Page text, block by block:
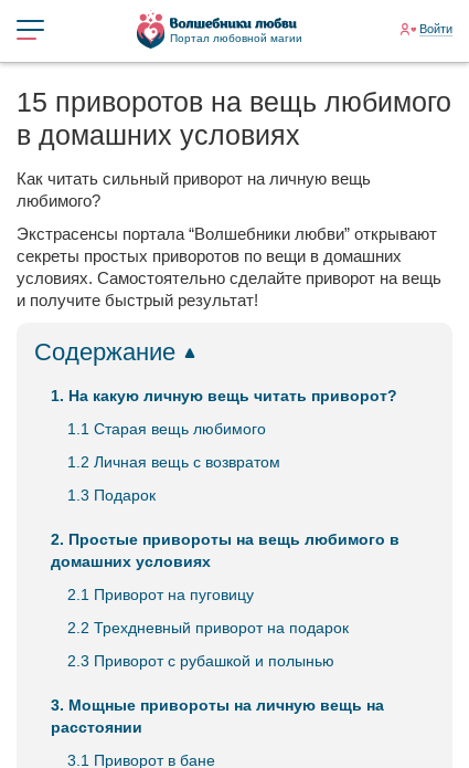
Портал любовной магии
Войти
15 приворотов на вещь любимого
в домашних условиях
Как читать сильный приворот на личную вещь
любимого?
Экстрасенсы портала “Волшебники любви” открывают
секреты простых приворотов по вещи в домашних
условиях. Самостоятельно сделайте приворот на вещь
и получите быстрый результат!
Содержание
1. На какую личную вещь читать приворот?
1.1 Старая вещь любимого
1.2 Личная вещь с возвратом
1.3 Подарок
2. Простые привороты на вещь любимого в
домашних условиях
2.1 Приворот на пуговицу
2.2 Трехдневный приворот на подарок
2.3 Приворот с рубашкой и полынью
3. Мощные привороты на личную вещь на
расстоянии
3.1 Приворот в бане